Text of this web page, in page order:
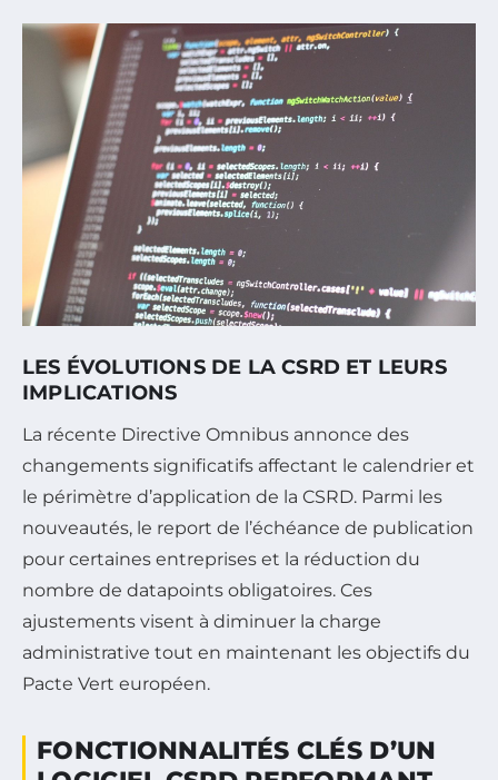
LES ÉVOLUTIONS DE LA CSRD ET LEURS
IMPLICATIONS
La récente Directive Omnibus annonce des
changements significatifs affectant le calendrier et
le périmètre d’application de la CSRD. Parmi les
nouveautés, le report de l’échéance de publication
pour certaines entreprises et la réduction du
nombre de datapoints obligatoires. Ces
ajustements visent à diminuer la charge
administrative tout en maintenant les objectifs du
Pacte Vert européen.
FONCTIONNALITÉS CLÉS D’UN